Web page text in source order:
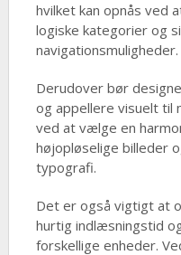
hvilket kan opnås ved
logiske kategorier og
navigationsmuligheder.
Derudover bør
og appellere visuelt til
ved at vælge en
højopløselige billeder
typografi.
Det er også vigtigt at
hurtig indlæsningstid
forskellige enheder.